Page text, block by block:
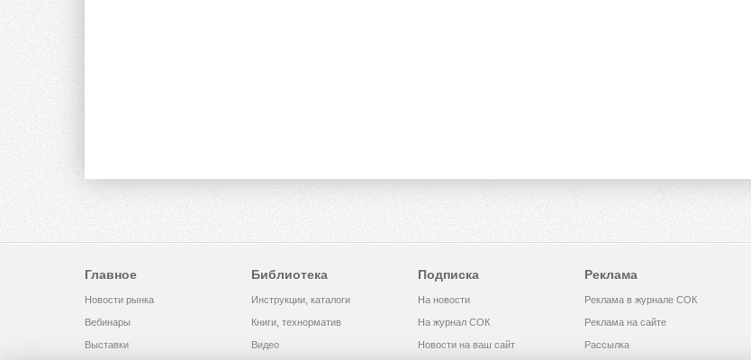
Главное
Новости рынка
Вебинары
Выставки
Библиотека
Инструкции, каталоги
Книги, технорматив
Видео
Подписка
На новости
На журнал СОК
Новости на ваш сайт
Реклама
Реклама в журнале СОК
Реклама на сайте
Рассылка